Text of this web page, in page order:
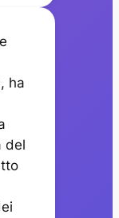
ha
del